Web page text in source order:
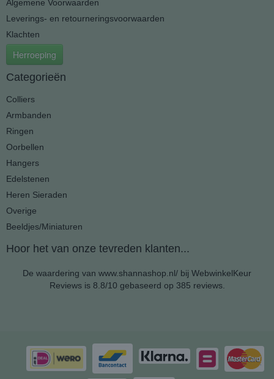
Algemene Voorwaarden
Leverings- en retourneringsvoorwaarden
Klachten
Herroeping
Categorieën
Colliers
Armbanden
Ringen
Oorbellen
Hangers
Edelstenen
Heren Sieraden
Overige
Beeldjes/Miniaturen
Hoor het van onze tevreden klanten...
De waardering van www.shannashop.nl/ bij WebwinkelKeur
Reviewsis 8.8/10 gebaseerd op 385 reviews.